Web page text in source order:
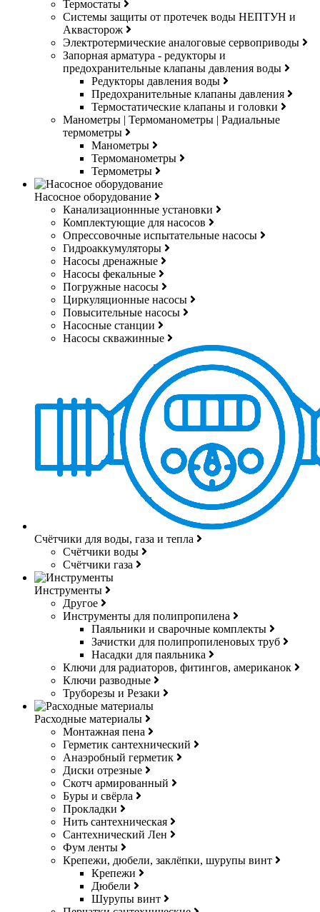
Термостаты
Системы защиты от протечек воды НЕПТУН и
Аквасторож
Электротермические аналоговые сервоприводы
Запорная арматура - редукторы и
предохранительные клапаны давления воды
Редукторы давления воды
Предохранительные клапаны давления
Термостатические клапаны и головки
Манометры | Термоманометры | Радиальные
термометры
Манометры
Термоманометры
Термометры
Насосное оборудование
Канализационнные установки
Комплектующие для насосов
Опрессовочные испытательные насосы
Гидроаккумуляторы
Насосы дренажные
Насосы фекальные
Погружные насосы
Циркуляционные насосы
Повысительные насосы
Насосные станции
Насосы скважинные
Счётчики для воды, газа и тепла
Счётчики воды
Счётчики газа
Инструменты
Другое
Инструменты для полипропилена
Паяльники и сварочные комплекты
Зачистки для полипропиленовых труб
Насадки для паяльника
Ключи для радиаторов, фитингов, американок
Ключи разводные
Труборезы и Резаки
Расходные материалы
Монтажная пена
Герметик сантехнический
Анаэробный герметик
Диски отрезные
Скотч армированный
Буры и свёрла
Прокладки
Нить сантехническая
Сантехнический Лен
Фум ленты
Крепежи, дюбели, заклёпки, шурупы винт
Крепежи
Дюбели
Шурупы винт